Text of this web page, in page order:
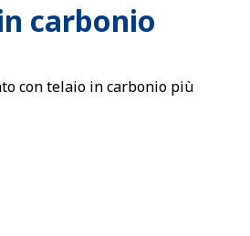
carbonio
con telaio in carbonio più